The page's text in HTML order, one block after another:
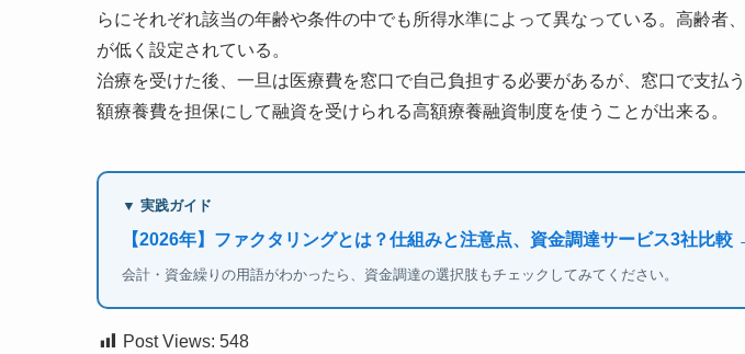
らにそれぞれ該当の年齢や条件の中でも所得水準によって異なっている。高齢者
が低く設定されている。
治療を受けた後、一旦は医療費を窓口で自己負担する必要があるが、窓口で支払
額療養費を担保にして融資を受けられる高額療養融資制度を使うことが出来る。
▼ 実践ガイド
【2026年】ファクタリングとは？仕組みと注意点、資金調達サービス3社比較
会計・資金繰りの用語がわかったら、資金調達の選択肢もチェックしてみてください。
Post Views: 548